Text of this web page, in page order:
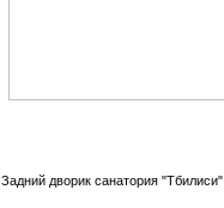
Задний дворик санатория "Тбилиси"